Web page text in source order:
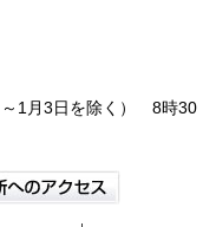
～1月3日を除く） 8時30